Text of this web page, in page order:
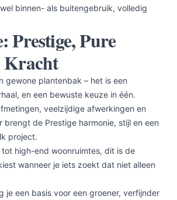
binnen- als buitengebruik, volledig
Prestige, Pure
Kracht
gewone plantenbak – het is een
en een bewuste keuze in één.
veelzijdige afwerkingen en
brengt de Prestige harmonie, stijl en een
project.
tot high-end woonruimtes, dit is de
wanneer je iets zoekt dat niet alleen
je een basis voor een groener, verfijnder